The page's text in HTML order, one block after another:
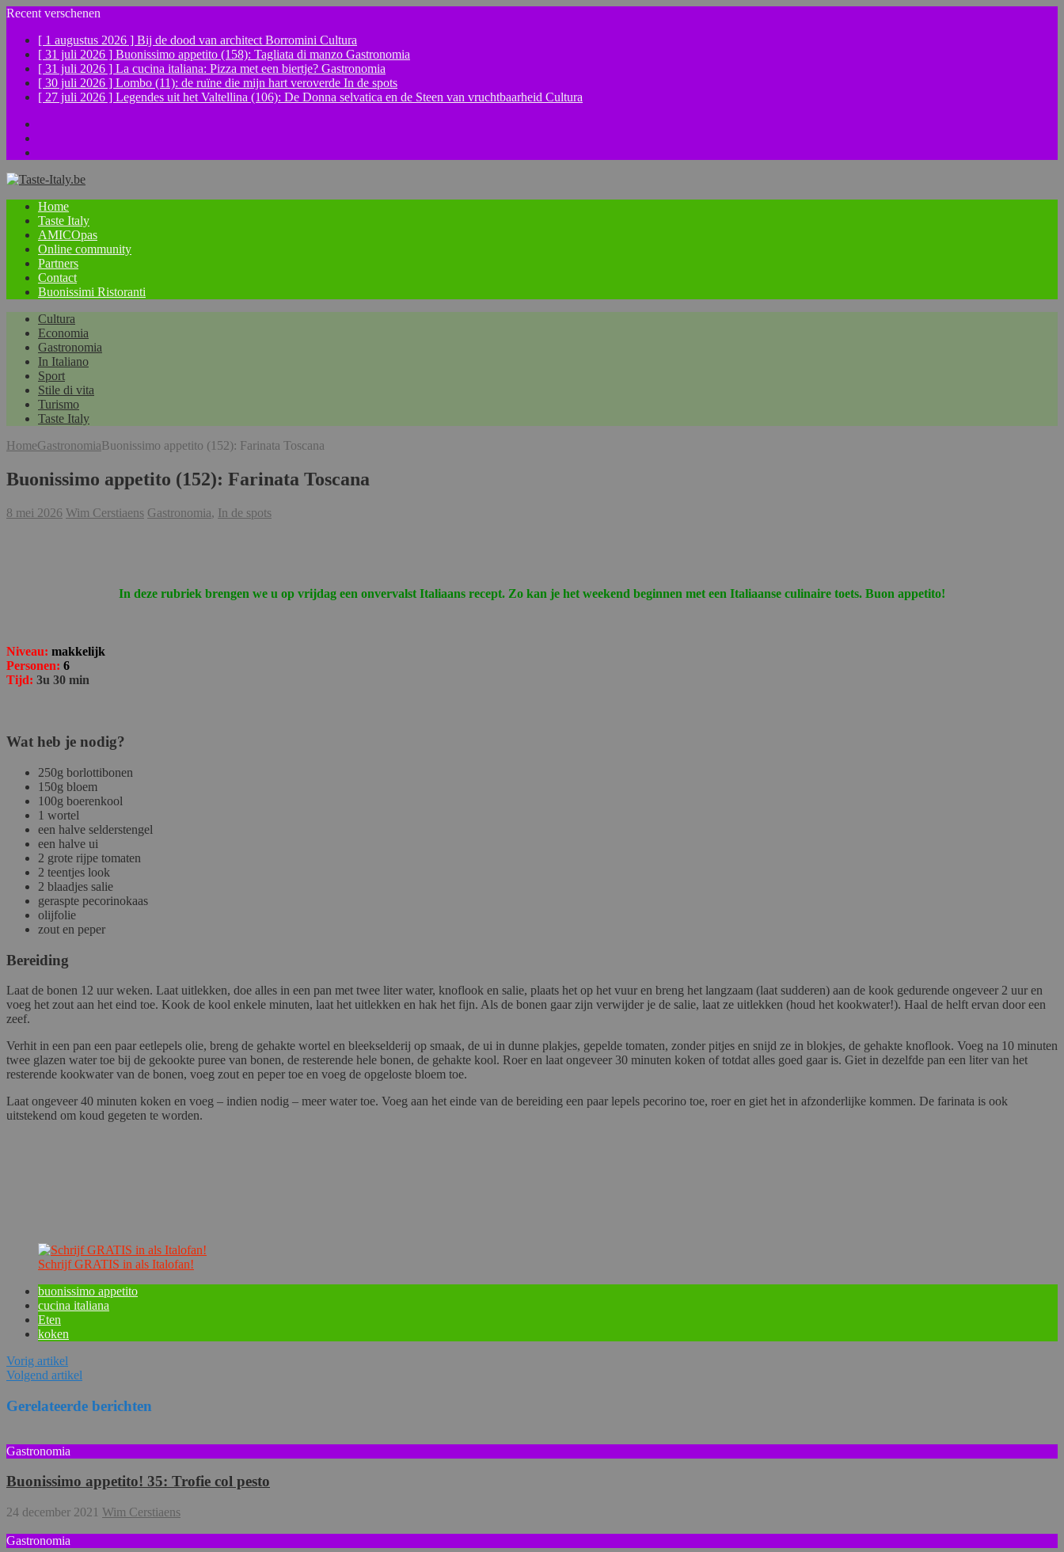
Recent verschenen
[ 1 augustus 2026 ] Bij de dood van architect Borromini Cultura
[ 31 juli 2026 ] Buonissimo appetito (158): Tagliata di manzo Gastronomia
[ 31 juli 2026 ] La cucina italiana: Pizza met een biertje? Gastronomia
[ 30 juli 2026 ] Lombo (11): de ruïne die mijn hart veroverde In de spots
[ 27 juli 2026 ] Legendes uit het Valtellina (106): De Donna selvatica en de Steen van vruchtbaarheid Cultura
Home
Taste Italy
AMICOpas
Online community
Partners
Contact
Buonissimi Ristoranti
Cultura
Economia
Gastronomia
In Italiano
Sport
Stile di vita
Turismo
Taste Italy
HomeGastronomiaBuonissimo appetito (152): Farinata Toscana
Buonissimo appetito (152): Farinata Toscana
8 mei 2026 Wim Cerstiaens Gastronomia, In de spots
In deze rubriek brengen we u op vrijdag een onvervalst Italiaans recept. Zo kan je het weekend beginnen met een Italiaanse culinaire toets. Buon appetito!
Niveau: makkelijk
Personen: 6
Tijd: 3u 30 min
Wat heb je nodig?
250g borlottibonen
150g bloem
100g boerenkool
1 wortel
een halve selderstengel
een halve ui
2 grote rijpe tomaten
2 teentjes look
2 blaadjes salie
geraspte pecorinokaas
olijfolie
zout en peper
Bereiding
Laat de bonen 12 uur weken. Laat uitlekken, doe alles in een pan met twee liter water, knoflook en salie, plaats het op het vuur en breng het langzaam (laat sudderen) aan de kook gedurende ongeveer 2 uur en
voeg het zout aan het eind toe. Kook de kool enkele minuten, laat het uitlekken en hak het fijn. Als de bonen gaar zijn verwijder je de salie, laat ze uitlekken (houd het kookwater!). Haal de helft ervan door een
zeef.
Verhit in een pan een paar eetlepels olie, breng de gehakte wortel en bleekselderij op smaak, de ui in dunne plakjes, gepelde tomaten, zonder pitjes en snijd ze in blokjes, de gehakte knoflook. Voeg na 10 minuten
twee glazen water toe bij de gekookte puree van bonen, de resterende hele bonen, de gehakte kool. Roer en laat ongeveer 30 minuten koken of totdat alles goed gaar is. Giet in dezelfde pan een liter van het
resterende kookwater van de bonen, voeg zout en peper toe en voeg de opgeloste bloem toe.
Laat ongeveer 40 minuten koken en voeg – indien nodig – meer water toe. Voeg aan het einde van de bereiding een paar lepels pecorino toe, roer en giet het in afzonderlijke kommen. De farinata is ook
uitstekend om koud gegeten te worden.
Schrijf GRATIS in als Italofan!
buonissimo appetito
cucina italiana
Eten
koken
Vorig artikel
Volgend artikel
Gerelateerde berichten
Gastronomia
Buonissimo appetito! 35: Trofie col pesto
24 december 2021 Wim Cerstiaens
Gastronomia